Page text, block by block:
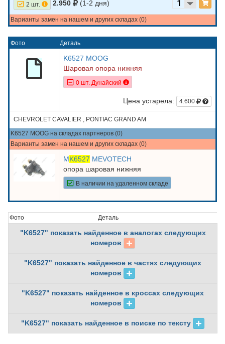
2 шт. 2.950 (1-2 дня)
Варианты замен на нашем и других складах (0)
Фото Деталь
K6527 MOOG
Шаровая опора нижняя
0 шт. Дунайский
Цена устарела: 4.600
CHEVROLET CAVALIER , PONTIAC GRAND AM
K6527 MOOG на складах партнеров (0)
Варианты замен на нашем и других складах (0)
MK6527 MEVOTECH
опора шаровая нижняя
В наличии на удаленном складе
Фото Деталь
"K6527" показать найденное в аналогах следующих
номеров
"K6527" показать найденное в частях следующих
номеров
"K6527" показать найденное в кроссах следующих
номеров
"K6527" показать найденное в поиске по тексту